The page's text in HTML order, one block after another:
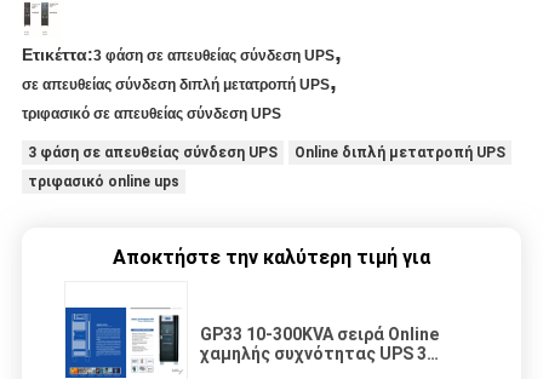
Ετικέττα:3 φάση σε απευθείας σύνδεση UPS,
σε απευθείας σύνδεση διπλή μετατροπή UPS,
τριφασικό σε απευθείας σύνδεση UPS
3 φάση σε απευθείας σύνδεση UPS
Online διπλή μετατροπή UPS
τριφασικό online ups
Αποκτήστε την καλύτερη τιμή για
GP33 10-300KVA σειρά Online
χαμηλής συχνότητας UPS 3